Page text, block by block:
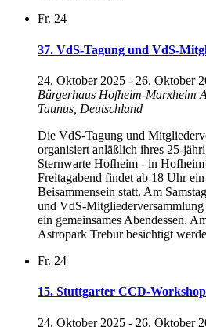
Fr. 24
37. VdS-Tagung und VdS-
24. Oktober 2025 - 26. Oktober
Bürgerhaus Hofheim-Marxheim
Taunus, Deutschland
Die VdS-Tagung und
organisiert anläßlich ihres 25-
Sternwarte Hofheim - in
Freitagabend findet ab 18 Uhr
Beisammensein statt. Am
und VdS-Mitgliederversammlung
ein gemeinsames Abendessen.
Astropark Trebur besichtigt
Fr. 24
15. Stuttgarter CCD-Workshop
24. Oktober 2025 - 26. Oktober